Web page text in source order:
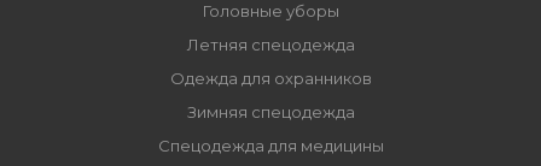
Головные уборы
Летняя спецодежда
Одежда для охранников
Зимняя спецодежда
Спецодежда для медицины